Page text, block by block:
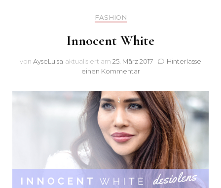
FASHION
Innocent White
von AyseLuisa aktualisiert am 25. März 2017
Hinterlasse
einen Kommentarzu
White